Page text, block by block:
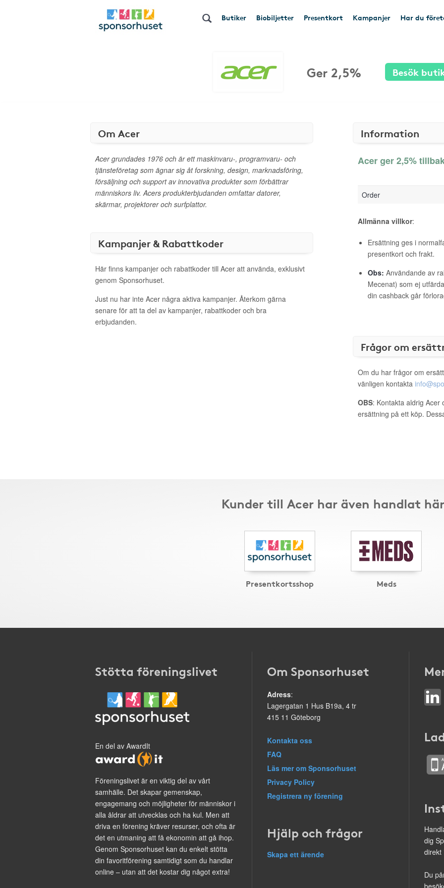
Butiker Biobiljetter Presentkort Kampanjer Har du
Ger 2,5% Besök
Om Acer
Acer grundades 1976 och är ett maskinvaru-, programvaru- och
tjänsteföretag som ägnar sig åt forskning, design, marknadsföring,
försäljning och support av innovativa produkter som förbättrar
människors liv. Acers produkterbjudanden omfattar datorer,
skärmar, projektorer och surfplattor.
Kampanjer & Rabattkoder
Här finns kampanjer och rabattkoder till Acer att använda, exklusivt
genom Sponsorhuset.
Just nu har inte Acer några aktiva kampanjer. Återkom gärna
senare för att ta del av kampanjer, rabattkoder och bra
erbjudanden.
Information
Acer ger 2,5%
Order
Allmänna villkor:
Ersättning ges i
presentkort och frakt.
Obs: Användande av
Mecenat) som ej
din cashback går
Frågor om
Om du har frågor om
vänligen kontakta
OBS: Kontakta aldrig
ersättning på ett köp.
Kunder till Acer har även handlat här
Presentkortsshop Meds
Stötta föreningslivet
En del av AwardIt
Föreningslivet är en viktig del av vårt
samhälle. Det skapar gemenskap,
engagemang och möjligheter för människor i
alla åldrar att utvecklas och ha kul. Men att
driva en förening kräver resurser, och ofta är
det en utmaning att få ekonomin att gå ihop.
Genom Sponsorhuset kan du enkelt stötta
din favoritförening samtidigt som du handlar
online – utan att det kostar dig något extra!
Om Sponsorhuset
Adress:
Lagergatan 1 Hus B19a, 4 tr
415 11 Göteborg
Kontakta oss
FAQ
Läs mer om Sponsorhuset
Privacy Policy
Registrera ny förening
Hjälp och frågor
Skapa ett ärende
dig
direkt
Du